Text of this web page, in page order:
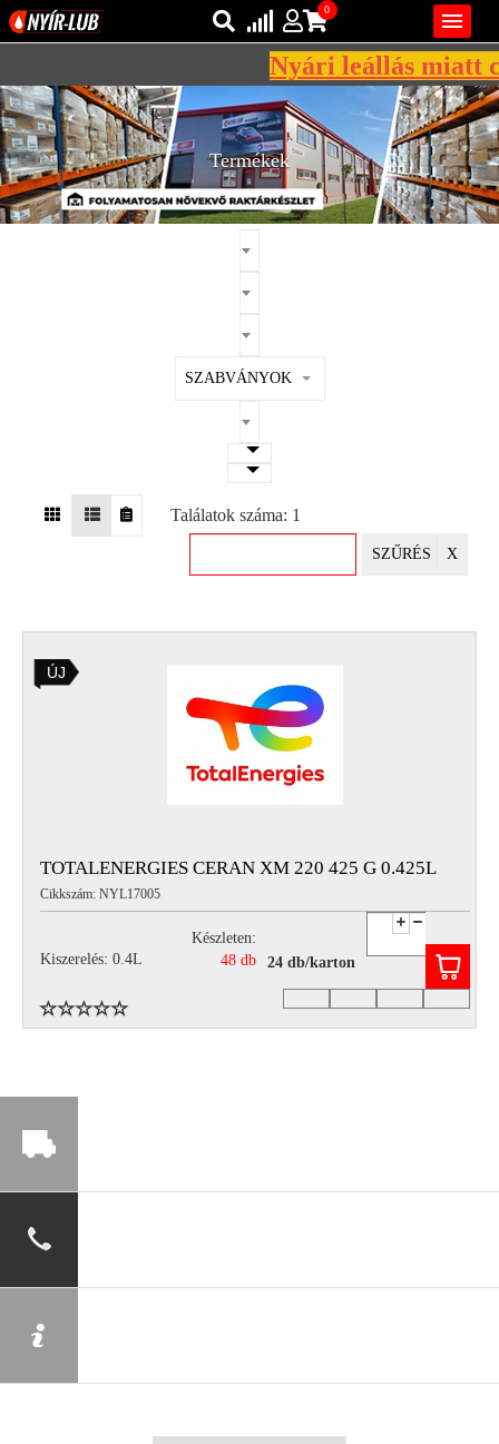
REGISZTRÁCIÓ
EGYÉB
INFO
TELEFONOS
(HÉTFŐTŐL PÉNTEKIG 8-17H)
NYIRLUBKFT@GMAIL.COM
Hétfőtől – Péntekig, 8.00 – 17.00-ig
(ebédidő 12.00-12.30 között)

Bejelentkezés
Regisztráció
0
AZ ÖN KOSARA ÜRES
Nyári leállás miatt
Termékek
SZABVÁNYOK
Találatok száma: 1
SZŰRÉS X
ÚJ
TOTALENERGIES CERAN XM 220 425 G 0.425L
Cikkszám: NYL17005
Kiszerelés: 0.4L
Készleten:
48 db
24 db/karton